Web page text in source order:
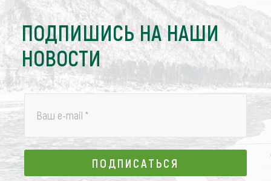
ПОДПИШИСЬ НА НАШИ
НОВОСТИ
Ваш e-mail *
ПОДПИСАТЬСЯ